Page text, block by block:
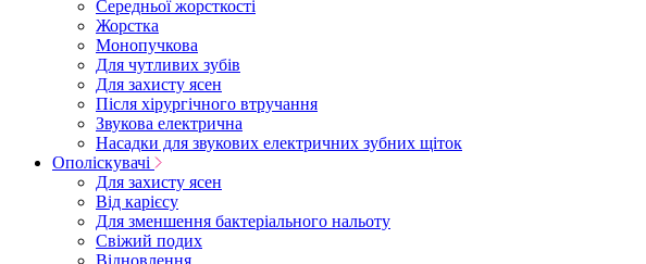
Середньої жорсткості
Жорстка
Монопучкова
Для чутливих зубів
Для захисту ясен
Після хірургічного втручання
Звукова електрична
Насадки для звукових електричних зубних щіток
Ополіскувачі
Для захисту ясен
Від карієсу
Для зменшення бактеріального нальоту
Свіжий подих